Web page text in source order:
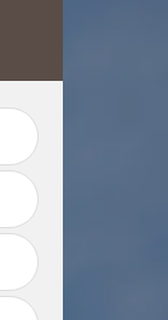
Ramonage de
cheminée 13